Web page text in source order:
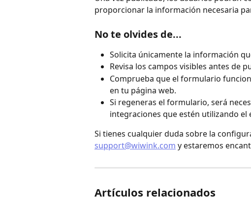
proporcionar la información necesaria
No te olvides de...
Solicita únicamente la información
Revisa los campos visibles antes de
Comprueba que el formulario
en tu página web.
Si regeneras el formulario, será
integraciones que estén utilizando el
Si tienes cualquier duda sobre la
support@wiwink.com y estaremos
Artículos relacionados